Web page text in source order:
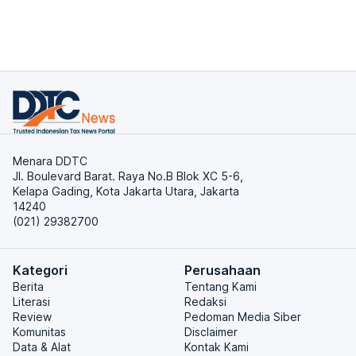
Menara DDTC
Jl. Boulevard Barat. Raya No.B Blok XC 5-6,
Kelapa Gading, Kota Jakarta Utara, Jakarta
14240
(021) 29382700
Kategori
Berita
Literasi
Review
Komunitas
Data & Alat
Perusahaan
Tentang Kami
Redaksi
Pedoman Media Siber
Disclaimer
Kontak Kami